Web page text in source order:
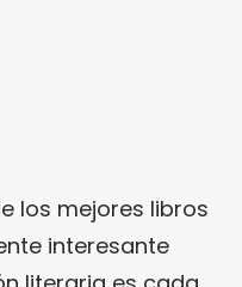
los mejores libros
interesante